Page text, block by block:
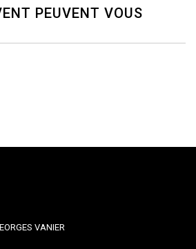
PEUVENT VOUS
VANIER